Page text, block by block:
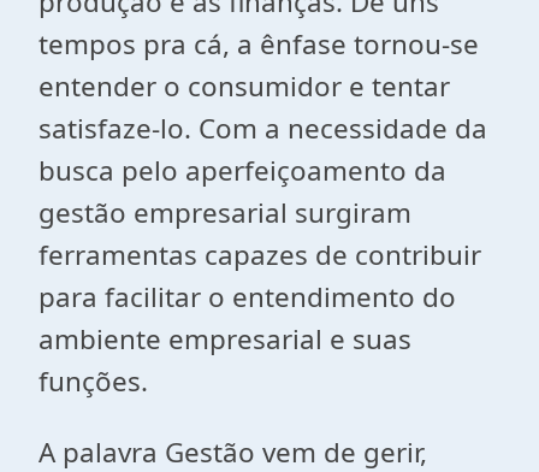
tempos pra cá, a ênfase tornou-se
entender o consumidor e tentar
satisfaze-lo. Com a necessidade da
busca pelo aperfeiçoamento da
gestão empresarial surgiram
ferramentas capazes de contribuir
para facilitar o entendimento do
ambiente empresarial e suas
funções.
A palavra Gestão vem de gerir,